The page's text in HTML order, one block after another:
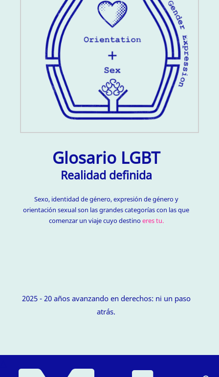
Glosario LGBT
Realidad definida
Sexo, identidad de género, expresión de género y
orientación sexual son las grandes categorías con las que
comenzar un viaje cuyo destinoeres tu.
2025 - 20 años avanzando en derechos: ni un paso
atrás.